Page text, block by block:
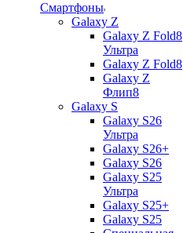
Смартфоны
Galaxy Z
Galaxy Z Fold8
Ультра
Galaxy Z Fold8
Galaxy Z
Флип8
Galaxy S
Galaxy S26
Ультра
Galaxy S26+
Galaxy S26
Galaxy S25
Ультра
Galaxy S25+
Galaxy S25